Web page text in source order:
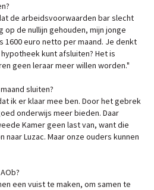
de arbeidsvoorwaarden bar slecht
op de nullijn gehouden, mijn jonge
euro netto per maand. Je denkt
kunt afsluiten? Het is
geen leraar meer willen worden."
sluiten?
ik er klaar mee ben. Door het gebrek
onderwijs meer bieden. Daar
Kamer geen last van, want die
naar Luzac. Maar onze ouders kunnen
een vuist te maken, om samen te